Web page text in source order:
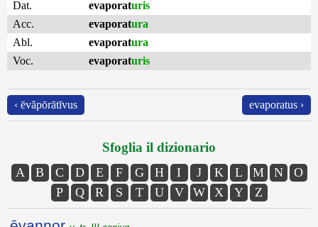
Dat.
evaporaturis
Acc.
evaporatura
Abl.
evaporatura
Voc.
evaporaturis
‹ ēvăpōrātīvus evaporatus ›
Sfoglia il dizionario
A B C D E F G H I J K L M N
O
P
Q R S T U V W X Y Z